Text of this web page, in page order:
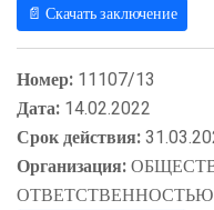
📄 Скачать заключение
Номер: 11107/13
Дата: 14.02.2022
Срок действия:
Организация: